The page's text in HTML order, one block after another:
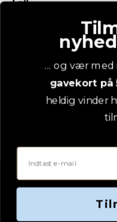
Pinterest
... og vær
gavekort på
heldig vinder
Email